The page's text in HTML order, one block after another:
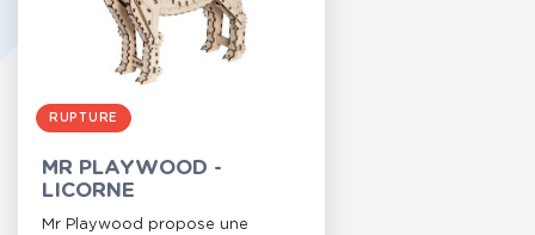
RUPTURE
MR PLAYWOOD -
LICORNE
Mr Playwood propose une